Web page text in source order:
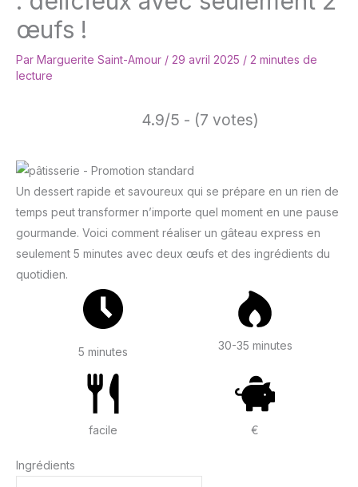
œufs !
Par Marguerite Saint-Amour / 29 avril 2025 / 2 minutes de
lecture
4.9/5 - (7 votes)
Un dessert rapide et savoureux qui se prépare en un rien de
temps peut transformer n’importe quel moment en une pause
gourmande. Voici comment réaliser un gâteau express en
seulement 5 minutes avec deux œufs et des ingrédients du
quotidien.
5 minutes 30-35 minutes
facile €
Ingrédients